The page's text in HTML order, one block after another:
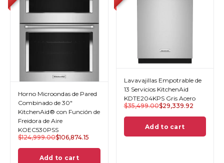
Horno Microondas de Pared
Combinado de 30"
KitchenAid® con Función de
Freidora de Aire
KOEC530PSS
$124,999.00$106,874.15
Add to cart
Lavavajillas Empotrable de
13 Servicios KitchenAid
KDTE204KPS Gris Acero
$35,499.00$29,339.92
Add to cart